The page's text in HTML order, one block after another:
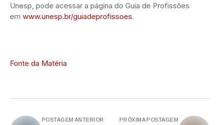
Unesp, pode acessar a página do Guia de Profissões
em www.unesp.br/guiadeprofissoes.
Fonte da Matéria
POSTAGEM ANTERIOR PRÓXIMA POSTAGEM